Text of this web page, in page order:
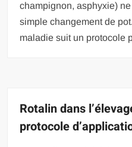
champignon, asphyxie)
simple changement de
maladie suit un protocole
Rotalin dans
protocole